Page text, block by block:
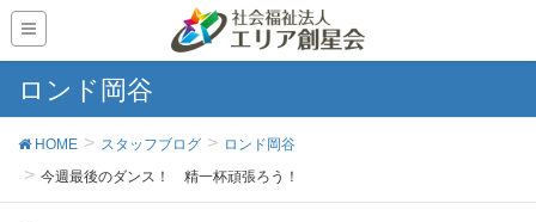
ロンド岡谷
HOME スタッフブログ
ロンド岡谷
今週最後のダンス！ 精一杯頑張ろう！